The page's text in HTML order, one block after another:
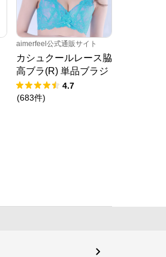
aimerfeel公式通販サイト
カシュクールレース脇
高ブラ(R) 単品ブラジ
ャー
4.7
(683件)